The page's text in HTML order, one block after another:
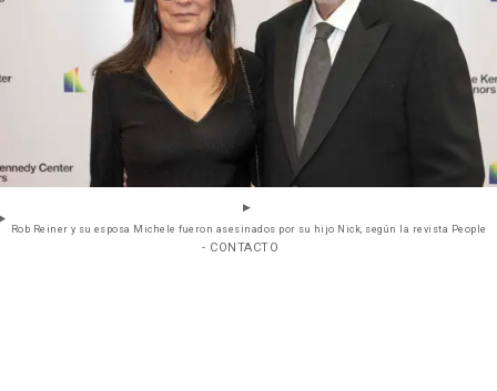
Rob Reiner y su esposa Michele fueron asesinados por su hijo Nick, según la revista People
- CONTACTO